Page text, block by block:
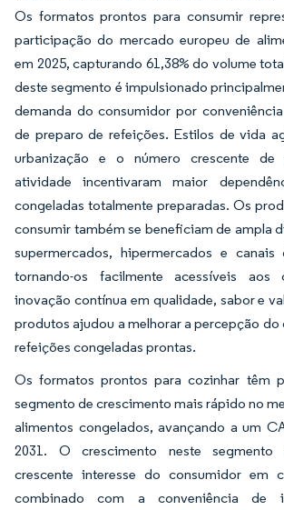
Os formatos prontos para consumir
participação do mercado europeu de
em 2025, capturando 61,38% do volume
deste segmento é impulsionado
demanda do consumidor por
de preparo de refeições. Estilos de vida
urbanização e o número crescente de
atividade incentivaram maior
congeladas totalmente preparadas. Os
consumir também se beneficiam de ampla
supermercados, hipermercados e
tornando-os facilmente acessíveis aos
inovação contínua em qualidade, sabor e
produtos ajudou a melhorar a percepção
refeições congeladas prontas.
Os formatos prontos para cozinhar têm
segmento de crescimento mais rápido no
alimentos congelados, avançando a um
2031. O crescimento neste
crescente interesse do consumidor em
combinado com a conveniência de